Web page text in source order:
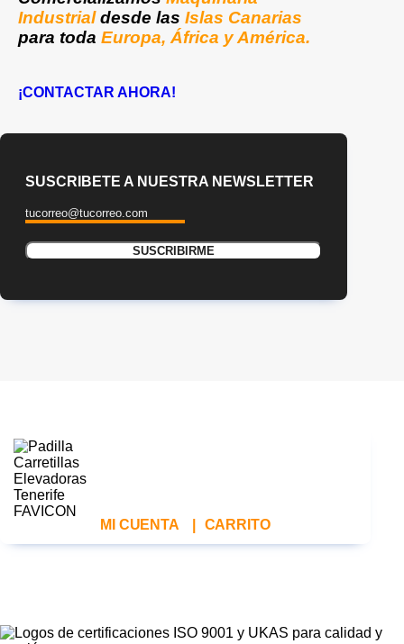
Industrialdesde las Islas Canarias
para toda Europa, África y América.
¡CONTACTAR AHORA!
SUSCRIBETE A NUESTRA NEWSLETTER
MI CUENTA CARRITO